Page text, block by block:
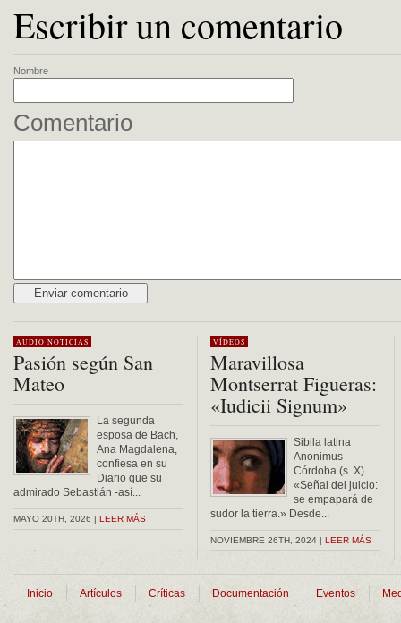
Escribir un comentario
Nombre
Comentario
AUDIO NOTICIAS
Pasión según San
Mateo
La segunda
esposa de Bach,
Ana Magdalena,
confiesa en su
Diario que su
admirado Sebastián -así...
MAYO 20TH, 2026 | LEER MÁS
VÍDEOS
Maravillosa
Montserrat Figueras:
«Iudicii Signum»
Sibila latina
Anonimus
Córdoba (s. X)
«Señal del juicio:
se empapará de
sudor la tierra.» Desde...
NOVIEMBRE 26TH, 2024 | LEER MÁS
Inicio Artículos Críticas Documentación Eventos